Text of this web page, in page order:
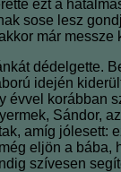
ezt a
sose lesz
már
dédelgette.
idején
évvel korábban
Sándor,
amíg jólesett:
eljön a bába,
szívesen